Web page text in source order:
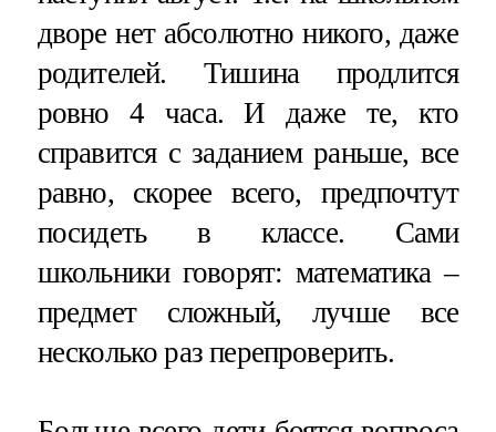
дворе нет абсолютно никого, даже
родителей. Тишина продлится
ровно 4 часа. И даже те, кто
справится с заданием раньше, все
равно, скорее всего, предпочтут
посидеть в классе. Сами
школьники говорят: математика –
предмет сложный, лучше все
несколько раз перепроверить.